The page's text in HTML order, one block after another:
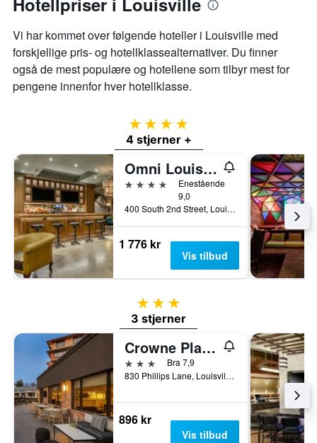
Vi har kommet over følgende hoteller i Louisville med
forskjellige pris- og hotellklassealternativer. Du finner
også de mest populære og hotellene som tilbyr mest for
pengene innenfor hver hotellklasse.
4 stjerner
4 stjerner +
Omni Louisville Hotel
4 stjerner
Enestående
9,0
400 South 2nd Street, Louisville, KY, USA
1 776 kr
Vis tilbud
3 stjerner
3 stjerner
Crowne Plaza Louisville Airport Expo Ctr By IHG
3 stjernerBra 7,9
830 Phillips Lane, Louisville, KY, USA
896 kr
Vis tilbud